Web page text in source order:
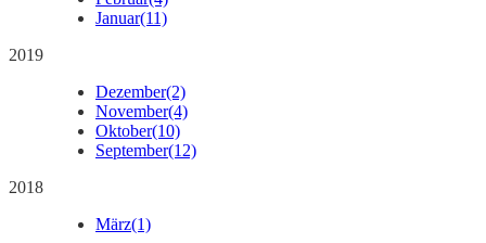
Januar(11)
2019
Dezember(2)
November(4)
Oktober(10)
September(12)
2018
März(1)